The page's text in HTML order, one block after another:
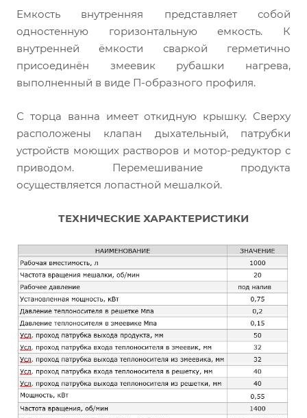
Емкость внутренняя представляет собой
одностенную горизонтальную емкость. К
внутренней ёмкости сваркой герметично
присоединён змеевик рубашки нагрева,
выполненный в виде П-образного профиля.
С торца ванна имеет откидную крышку. Сверху
расположены клапан дыхательный, патрубки
устройств моющих растворов и мотор-редуктор с
приводом. Перемешивание продукта
осуществляется лопастной мешалкой.
ТЕХНИЧЕСКИЕ ХАРАКТЕРИСТИКИ